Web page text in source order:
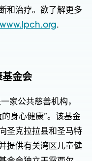
和治疗。欲了解更多
www.lpch.org.
基金会
家公共慈善机构，
身心健康”。该基金
圣克拉拉县和圣马特
提供有关湾区儿童健